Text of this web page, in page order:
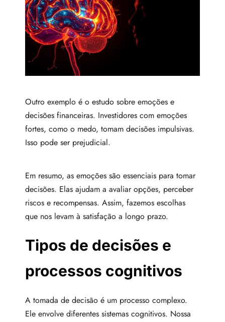
Outro exemplo é o estudo sobre emoções e
decisões financeiras. Investidores com emoções
fortes, como o medo, tomam decisões impulsivas.
Isso pode ser prejudicial.
Em resumo, as emoções são essenciais para tomar
decisões. Elas ajudam a avaliar opções, perceber
riscos e recompensas. Assim, fazemos escolhas
que nos levam à satisfação a longo prazo.
Tipos de decisões e
processos cognitivos
A tomada de decisão é um processo complexo.
Ele envolve diferentes sistemas cognitivos. Nossa